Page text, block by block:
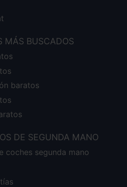
MÁS BUSCADOS
baratos
DE SEGUNDA MANO
coches segunda mano